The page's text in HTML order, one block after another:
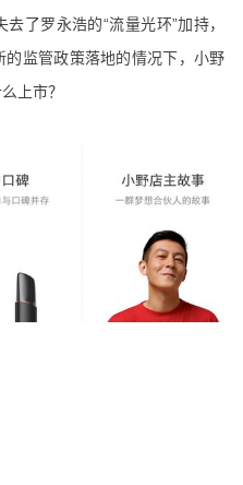
了罗永浩的“流量光环”加持，
监管政策落地的情况下，小野
上市？